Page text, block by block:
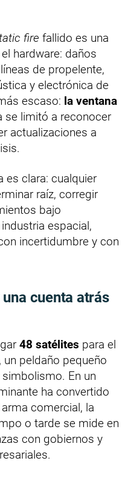
fire fallido es una
hardware: daños
de propelente,
y electrónica de
escaso: la ventana
se limitó a reconocer
actualizaciones a
es clara: cualquier
raíz, corregir
bajo
espacial,
incertidumbre y con
cuenta atrás
48 satélites para el
peldaño pequeño
En un
ha convertido
comercial, la
o tarde se mide en
con gobiernos y